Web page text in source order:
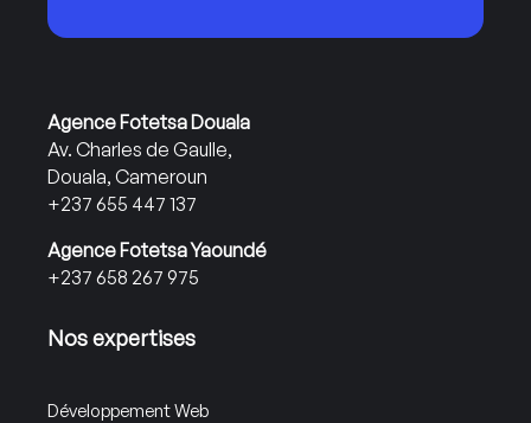
Agence Fotetsa Douala
Av. Charles de Gaulle,
Douala, Cameroun
+237 655 447 137
Agence Fotetsa Yaoundé
+237 658 267 975
Nos expertises
Développement Web